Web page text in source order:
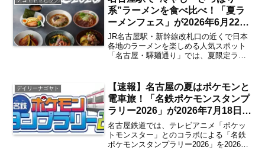
系”ラーメンを食べ比べ！「夏ラ
ーメンフェス」が2026年6月22日
より名古屋・驛麺通りにて開催
注目度満点の冷やし麺6選【名古
屋駅】
JR名古屋駅・新幹線改札口の近くで日本
各地のラーメンを楽しめる人気スポット
「名古屋・驛麺通り」では、夏限定ラー
まで開催。夏にうれしい“冷やし・さっぱ
り系”の限定...
デイリーナゴヤト
【速報】名古屋の夏はポケモンと
電車旅！「名鉄ポケモンスタンプ
ラリー2026」が2026年7月18日か
らスタート【名古屋発】
名古屋鉄道では、テレビアニメ「ポケッ
トモンスター」とのコラボによる「名鉄
ポケモンスタンプラリー2026」を2026年